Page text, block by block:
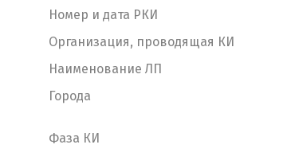
Номер и дата РКИ
Организация, проводящая КИ
Наименование ЛП
Города
Фаза КИ